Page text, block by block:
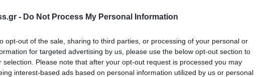
- Do Not Process My Personal Information
opt-out of the sale, sharing to third parties, or processing of your personal or
for targeted advertising by us, please use the below opt-out section to
selection. Please note that after your opt-out request is processed you may
interest-based ads based on personal information utilized by us or personal